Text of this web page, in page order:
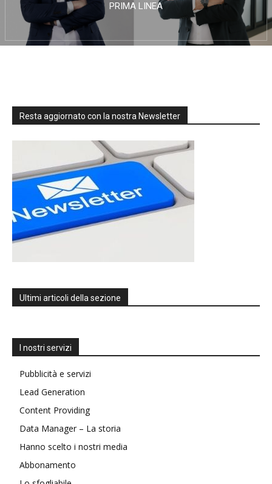
PRIMA LINEA
Resta aggiornato con la nostra Newsletter
Ultimi articoli della sezione
I nostri servizi
Pubblicità e servizi
Lead Generation
Content Providing
Data Manager – La storia
Hanno scelto i nostri media
Abbonamento